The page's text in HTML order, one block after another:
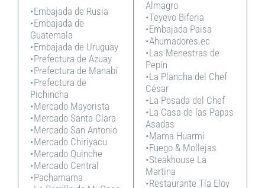
•Embajada de Rusia
•Embajada de
Guatemala
•Embajada de Uruguay
•Prefectura de Azuay
•Prefectura de Manabí
•Prefectura de
Pichincha
•Mercado Mayorista
•Mercado Santa Clara
•Mercado San Antonio
•Mercado Chiriyacu
•Mercado Quinche
•Mercado Central
•Pachamama
Almagro
•Teyevo Biferia
•Embajada Paisa
•Ahumadores.ec
•Las Menestras de
Pepín
•La Plancha del Chef
César
•La Posada del Chef
•La Casa de las Papas
Asadas
•Mama Huarmi
•Fuego & Mollejas
•Steakhouse La
Martina
•Restaurante Tía Eloy